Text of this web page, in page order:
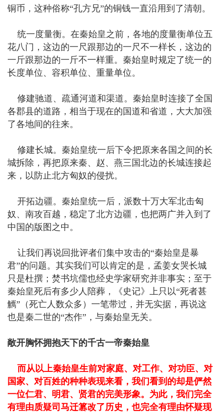
铜币，这种俗称“孔方兄”的铜钱一直沿用到了清朝。
统一度量衡。在秦始皇之前，各地的度量衡单位五
花八门，这边的一尺跟那边的一尺不一样长，这边的
一斤跟那边的一斤不一样重。秦始皇时规定了统一的
长度单位、容积单位、重量单位。
修建驰道、疏通河道和渠道。秦始皇时连接了全国
各郡县的道路，相当于现在的国道和省道，大大加强
了各地间的往来。
修建长城。秦始皇统一后下令把原来各国之间的长
城拆除，再把原来秦、赵、燕三国北边的长城连接起
来，以防止北方匈奴的侵扰。
开拓边疆。秦始皇统一后，派数十万大军北击匈
奴、南攻百越，稳定了北方边疆，也把两广并入到了
中国的版图之中。
让我们再说回批评者们集中攻击的“秦始皇是暴
君”的问题。其实我们可以肯定的是，孟姜女哭长城
只是杜撰；焚书坑儒也经史学家研究并非事实；至于
秦始皇死后有多少人陪葬，《史记》上只以“死者甚
觽”（死亡人数众多）一笔带过，并无实据，再说这
也是秦二世的“杰作”，与秦始皇无关。
敞开胸怀拥抱天下的千古一帝秦始皇
而从以上秦始皇生前对家庭、对工作、对功臣、对
国家、对百姓的种种表现来看，我们看到的却是俨然
一位仁君、明君、贤君的完美形象。为此，我们完全
有理由质疑司马迁篡改了历史，也完全有理由怀疑现